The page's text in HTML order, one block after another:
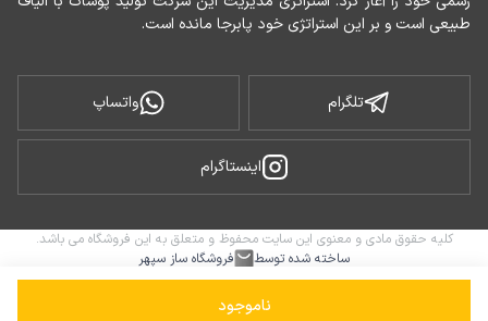
ناموجود
طبیعی است و بر این استراتژی خود پابرجا مانده است.
تلگرام واتساپ
اینستاگرام
کلیه حقوق مادی و معنوی این سایت محفوظ و متعلق به این فروشگاه می باشد.
ساخته شده توسط
فروشگاه ساز سپهر